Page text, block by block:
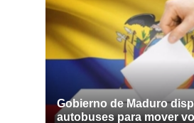
Gobierno de Maduro
autobuses para mover